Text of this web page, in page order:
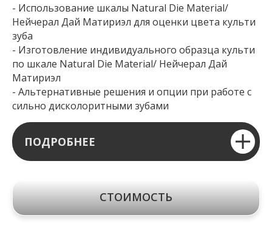
- Использование шкалы Natural Die Material/
Нейчерал Дай Матириэл для оценки цвета культи
зуба
- Изготовление индивидуального образца культи
по шкале Natural Die Material/ Нейчерал Дай
Матириэл
- Альтернативные решения и опции при работе с
сильно дисколоритными зубами
ПОДРОБНЕЕ
СТОИМОСТЬ